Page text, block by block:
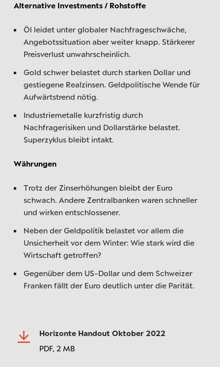
Alternative Investments / Rohstoffe
Öl leidet unter globaler Nachfrageschwäche,
Angebotssituation aber weiter knapp. Stärkerer
Preisverlust unwahrscheinlich.
Gold schwer belastet durch starken Dollar und
gestiegene Realzinsen. Geldpolitische Wende für
Aufwärtstrend nötig.
Industriemetalle kurzfristig durch
Nachfragerisiken und Dollarstärke belastet.
Superzyklus bleibt intakt.
Währungen
Trotz der Zinserhöhungen bleibt der Euro
schwach. Andere Zentralbanken waren schneller
und wirken entschlossener.
Neben der Geldpolitik belastet vor allem die
Unsicherheit vor dem Winter: Wie stark wird die
Wirtschaft getroffen?
Gegenüber dem US-Dollar und dem Schweizer
Franken fällt der Euro deutlich unter die Parität.
Horizonte Handout Oktober 2022
PDF, 2 MB